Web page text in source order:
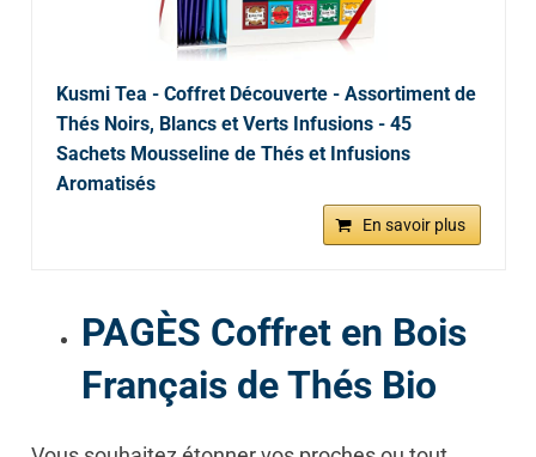
Kusmi Tea - Coffret Découverte - Assortiment de
Thés Noirs, Blancs et Verts Infusions - 45
Sachets Mousseline de Thés et Infusions
Aromatisés
En savoir plus
PAGÈS Coffret en Bois
Français de Thés Bio